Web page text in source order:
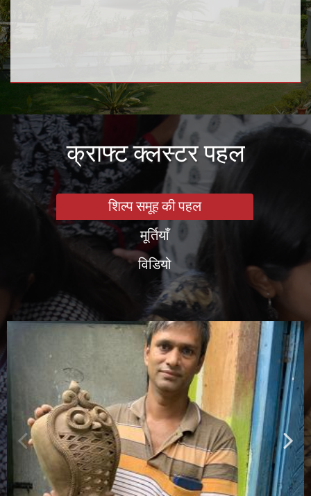
क्राफ्ट क्लस्टर पहल
शिल्प समूह की पहल
मूर्तियाँ
विडियो